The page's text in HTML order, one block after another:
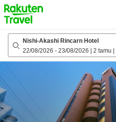
to
top
page
Nishi-Akashi Rincarn Hotel
22/08/2026 - 23/08/2026 2 tamu